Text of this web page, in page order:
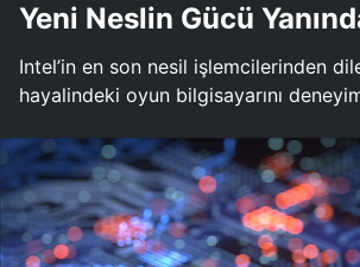
Yeni Neslin Gücü
Intel’in en son nesil işlemcilerinden
hayalindeki oyun bilgisayarını